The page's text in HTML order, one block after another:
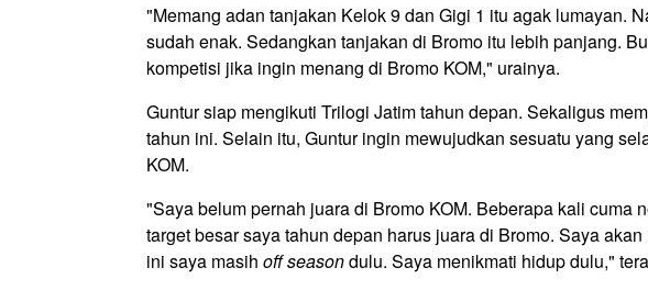
"Memang adan tanjakan Kelok 9 dan Gigi 1 itu agak lumayan.
sudah enak. Sedangkan tanjakan di Bromo itu lebih panjang.
kompetisi jika ingin menang di Bromo KOM," urainya.
Guntur siap mengikuti Trilogi Jatim tahun depan. Sekaligus
tahun ini. Selain itu, Guntur ingin mewujudkan sesuatu yang
KOM.
"Saya belum pernah juara di Bromo KOM. Beberapa kali cuma
target besar saya tahun depan harus juara di Bromo. Saya
ini saya masih off seasondulu. Saya menikmati hidup dulu,"